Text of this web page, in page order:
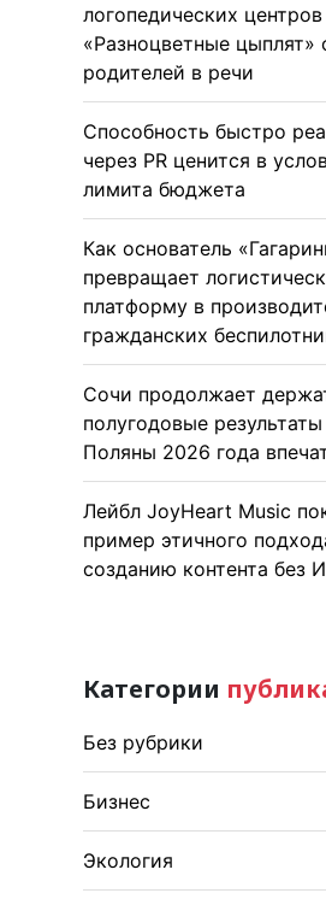
логопедических центров
«Разноцветные цыплят»
родителей в речи
Способность быстро
через PR ценится в
лимита бюджета
Как основатель
превращает
платформу в
гражданских
Сочи продолжает
полугодовые
Поляны 2026 года
Лейбл JoyHeart Music
пример этичного
созданию контента без
Категории
Без рубрики
Бизнес
Экология